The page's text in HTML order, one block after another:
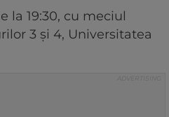
la 19:30, cu meciul
3 și 4, Universitatea